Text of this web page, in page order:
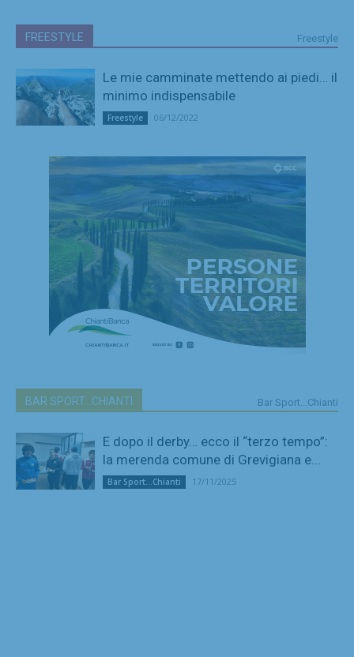
FREESTYLE Freestyle
Le mie camminate mettendo ai piedi… il
minimo indispensabile
Freestyle 06/12/2022
BAR SPORT...CHIANTI Bar Sport...Chianti
E dopo il derby… ecco il “terzo tempo”:
la merenda comune di Grevigiana e...
Bar Sport...Chianti 17/11/2025